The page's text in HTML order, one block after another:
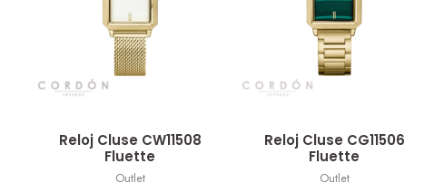
Reloj Cluse CW11508
Fluette
Outlet
Reloj Cluse CG11506
Fluette
Outlet